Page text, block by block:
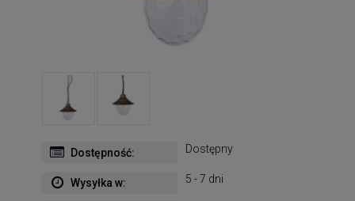
Dostępność: Dostępny
Wysyłka w: 5 - 7 dni